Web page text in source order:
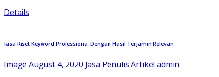
Details
Jasa Riset Keyword Professional Dengan Hasil Terjamin Relevan
Image August 4, 2020 Jasa Penulis Artikel admin